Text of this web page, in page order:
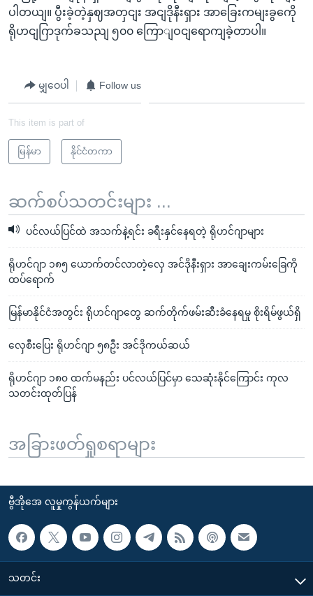
ပါတယျ။ ပွီးခဲ့တဲ့နှဈအတှငျး အငျဒိုနီးရှား အာခြေးကမျးခွကေို
ရိုဟငျဂြာဒုက်ခသညျ ၅၀၀ ကြောျဝငျရောကျခဲ့တာပါ။
မျှဝေပါ Follow us
This item is part of
မြန်မာ နိုင်ငံတကာ
ဆက်စပ်သတင်းများ ...
ပင်လယ်ပြင်ထဲ အသက်နဲ့ရင်း ခရီးနှင်နေရတဲ့ ရိုဟင်ဂျာများ
ရိုဟင်ဂျာ ၁၈၅ ယောက်တင်လာတဲ့လှေ အင်ဒိုနီးရှား အာချေးကမ်းခြေကို
ထပ်ရောက်
မြန်မာနိုင်ငံအတွင်း ရိုဟင်ဂျာတွေ ဆက်တိုက်ဖမ်းဆီးခံနေရမှု စိုးရိမ်ဖွယ်ရှိ
လှေစီးပြေး ရိုဟင်ဂျာ ၅၈ဦး အင်ဒိုကယ်ဆယ်
ရိုဟင်ဂျာ ၁၈၀ ထက်မနည်း ပင်လယ်ပြင်မှာ သေဆုံးနိုင်ကြောင်း ကုလ
သတင်းထုတ်ပြန်
အခြားဖတ်ရှုစရာများ
ဗွီအိုအေ လူမှုကွန်ယက်များ
သတင်း